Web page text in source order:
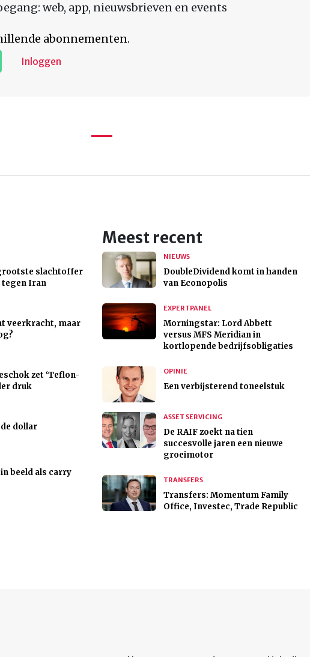
web, app, nieuwsbrieven en events
abonnementen.
Inloggen
slachtoffer
Iran
veerkracht, maar
zet ‘Teflon-
druk
dollar
beeld als carry
Meest recent
NIEUWS
DoubleDividend komt in handen
van Econopolis
EXPERTPANEL
Morningstar: Lord Abbett
versus MFS Meridian in
kortlopende bedrijfsobligaties
OPINIE
Een verbijsterend toneelstuk
ASSET SERVICING
De RAIF zoekt na tien
succesvolle jaren een nieuwe
groeimotor
TRANSFERS
Transfers: Momentum Family
Office, Investec, Trade Republic